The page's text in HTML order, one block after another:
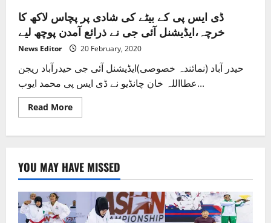
ڈی ایس پی کے بیٹے کی شادی پر پچاس لاکھ کا
خرچہ،ایڈیشنل آئی جی نے ذرائع آمدن پوچھ لیے
News Editor 20 February, 2020
حیدر آباد (نمائندہ خصوصی)ایڈیشنل آئی جی حیدرآباد ریجن
عطااللہ خان چانڈیو نے ڈی ایس پی محمد ایوب...
Read MoreRead
more
بیٹے
کی
شادی
پر
پچاس
لاکھ
کا
YOU MAY HAVE MISSED